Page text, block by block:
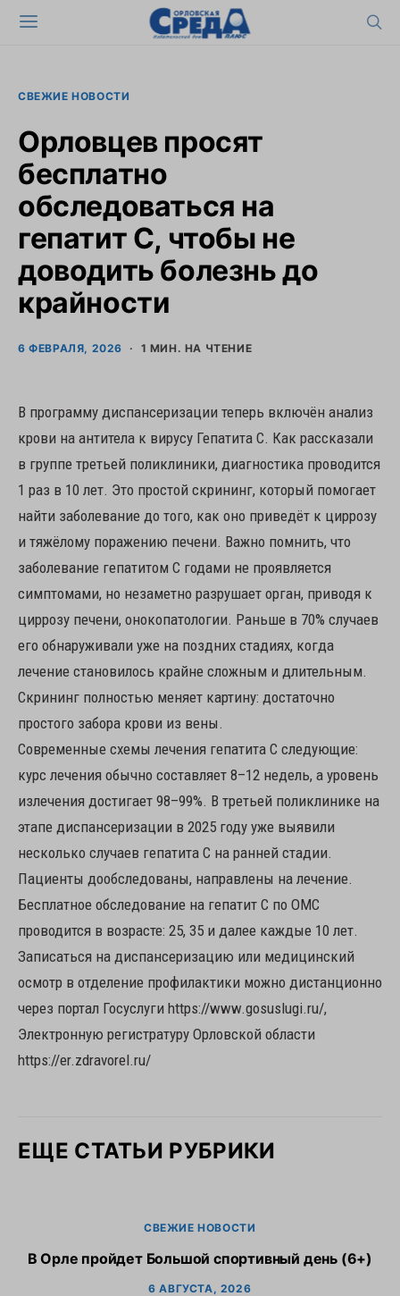
СВЕЖИЕ НОВОСТИ
Орловцев просят
бесплатно
обследоваться на
гепатит С, чтобы не
доводить болезнь до
крайности
6 ФЕВРАЛЯ, 2026 1 МИН. НА ЧТЕНИЕ
В программу диспансеризации теперь включён анализ
крови на антитела к вирусу Гепатита С. Как рассказали
в группе третьей поликлиники, диагностика проводится
1 раз в 10 лет. Это простой скрининг, который помогает
найти заболевание до того, как оно приведёт к циррозу
и тяжёлому поражению печени. Важно помнить, что
заболевание гепатитом С годами не проявляется
симптомами, но незаметно разрушает орган, приводя к
циррозу печени, онокопатологии. Раньше в 70% случаев
его обнаруживали уже на поздних стадиях, когда
лечение становилось крайне сложным и длительным.
Cкрининг полностью меняет картину: достаточно
простого забора крови из вены.
Современные схемы лечения гепатита С следующие:
курс лечения обычно составляет 8–12 недель, а уровень
излечения достигает 98–99%. В третьей поликлинике на
этапе диспансеризации в 2025 году уже выявили
несколько случаев гепатита С на ранней стадии.
Пациенты дообследованы, направлены на лечение.
Бесплатное обследование на гепатит C по ОМС
проводится в возрасте: 25, 35 и далее каждые 10 лет.
Записаться на диспансеризацию или медицинский
осмотр в отделение профилактики можно дистанционно
через портал Госуслуги https://www.gosuslugi.ru/,
Электронную регистратуру Орловской области
https://er.zdravorel.ru/
ЕЩЕ СТАТЬИ РУБРИКИ
СВЕЖИЕ НОВОСТИ
В Орле пройдет Большой спортивный день (6+)
6 АВГУСТА, 2026